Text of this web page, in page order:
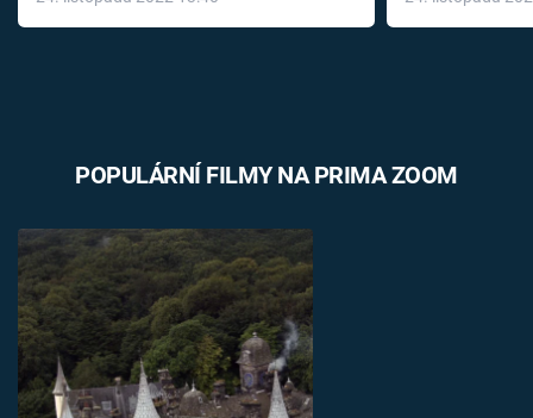
POPULÁRNÍ FILMY NA PRIMA ZOOM